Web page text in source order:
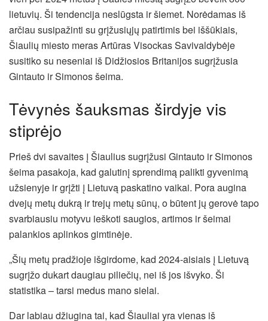
lietuvių. Ši tendencija neslūgsta ir šiemet. Norėdamas iš
arčiau susipažinti su grįžusiųjų patirtimis bei iššūkiais,
Šiaulių miesto meras Artūras Visockas Savivaldybėje
susitiko su neseniai iš Didžiosios Britanijos sugrįžusia
Gintauto ir Simonos šeima.
Tėvynės šauksmas širdyje vis
stiprėjo
Prieš dvi savaites į Šiaulius sugrįžusi Gintauto ir Simonos
šeima pasakoja, kad galutinį sprendimą palikti gyvenimą
užsienyje ir grįžti į Lietuvą paskatino vaikai. Pora augina
dvejų metų dukrą ir trejų metų sūnų, o būtent jų gerovė tapo
svarbiausiu motyvu ieškoti saugios, artimos ir šeimai
palankios aplinkos gimtinėje.
„Šių metų pradžioje išgirdome, kad 2024-aisiais į Lietuvą
sugrįžo dukart daugiau piliečių, nei iš jos išvyko. Ši
statistika – tarsi medus mano sielai.
Dar labiau džiugina tai, kad Šiauliai yra vienas iš